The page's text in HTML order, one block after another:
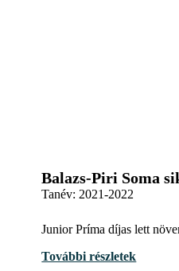
Balazs-Piri Soma
Tanév: 2021-2022
Junior Príma díjas lett
További részletek